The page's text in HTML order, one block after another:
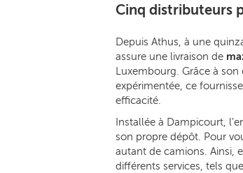
Cinq distributeurs
Depuis Athus, à une
assure une livraison de
Luxembourg. Grâce à
expérimentée, ce
efficacité.
Installée à Dampicourt,
son propre dépôt. Pour
autant de camions. Ainsi,
différents services, tels